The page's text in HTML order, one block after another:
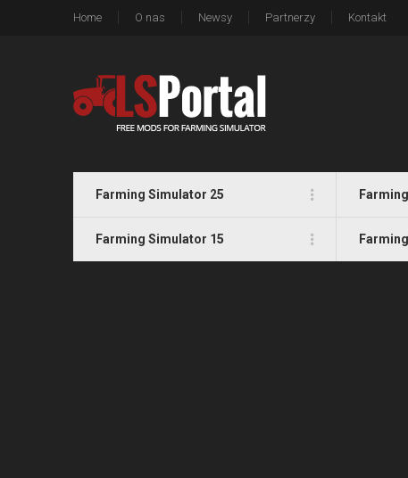
Home O nas Newsy Partnerzy Kontakt
Farming Simulator 25
Farming Simulator 15